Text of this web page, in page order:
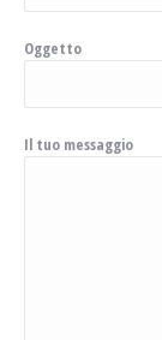
Oggetto
Il tuo messaggio